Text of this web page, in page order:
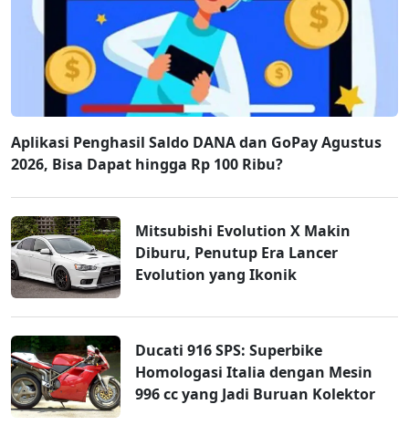
Aplikasi Penghasil Saldo DANA dan GoPay Agustus
2026, Bisa Dapat hingga Rp 100 Ribu?
Mitsubishi Evolution X Makin
Diburu, Penutup Era Lancer
Evolution yang Ikonik
Ducati 916 SPS: Superbike
Homologasi Italia dengan Mesin
996 cc yang Jadi Buruan Kolektor